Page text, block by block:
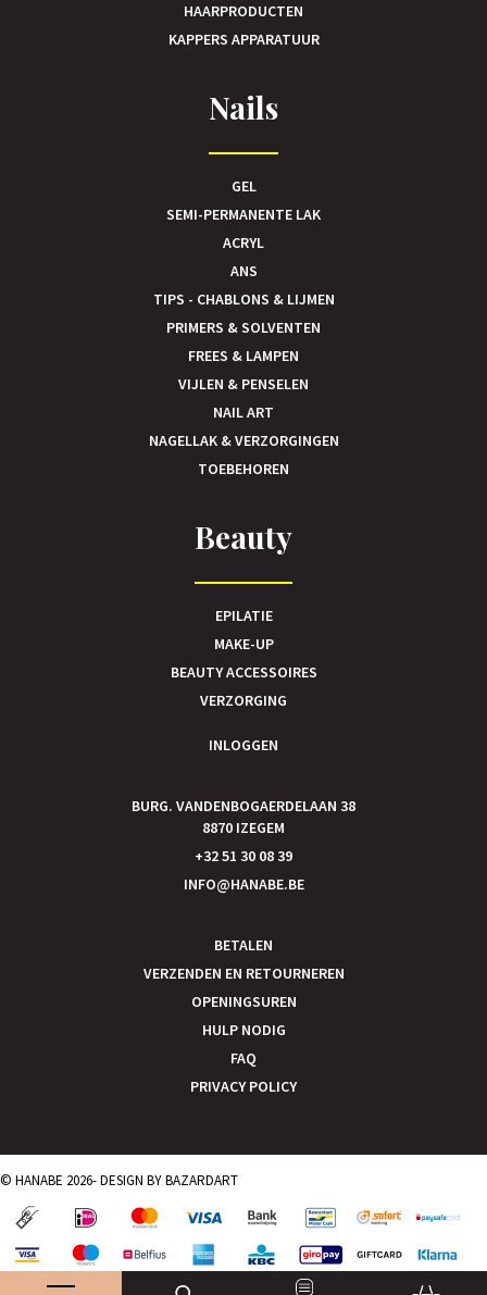
HAARPRODUCTEN
KAPPERS APPARATUUR
Nails
GEL
SEMI-PERMANENTE LAK
ACRYL
ANS
TIPS - CHABLONS & LIJMEN
PRIMERS & SOLVENTEN
FREES & LAMPEN
VIJLEN & PENSELEN
NAIL ART
NAGELLAK & VERZORGINGEN
TOEBEHOREN
Beauty
EPILATIE
MAKE-UP
BEAUTY ACCESSOIRES
VERZORGING
INLOGGEN
BURG. VANDENBOGAERDELAAN 38
8870 IZEGEM
+32 51 30 08 39
INFO@HANABE.BE
BETALEN
VERZENDEN EN RETOURNEREN
OPENINGSUREN
HULP NODIG
FAQ
PRIVACY POLICY
© HANABE 2026- DESIGN BYBAZARDART